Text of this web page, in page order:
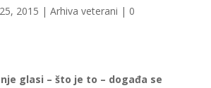
2015 | Arhiva veterani | 0
glasi – što je to – događa se